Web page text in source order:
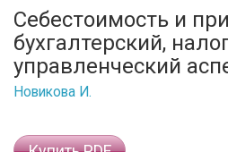
Себестоимость и
бухгалтерский,
управленческий
Новикова И.